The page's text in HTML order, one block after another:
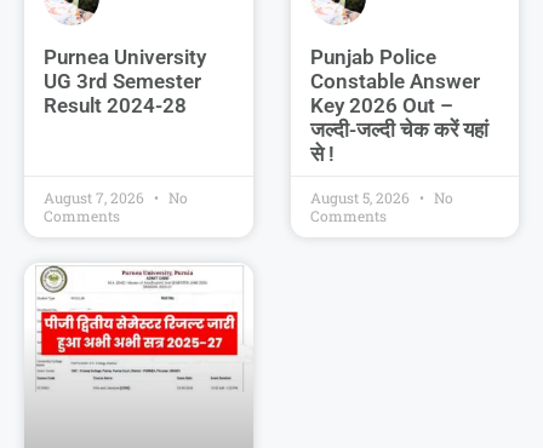
Purnea University
UG 3rd Semester
Result 2024-28
August 7, 2026
No
Comments
Punjab Police
Constable Answer
Key 2026 Out –
जल्दी-जल्दी चेक करें यहां
से !
August 5, 2026
No
Comments